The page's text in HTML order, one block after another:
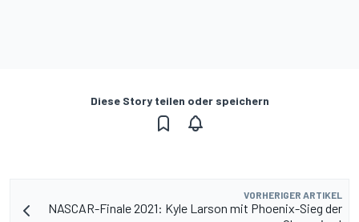
Diese Story teilen oder speichern
VORHERIGER ARTIKEL
NASCAR-Finale 2021: Kyle Larson mit Phoenix-Sieg der